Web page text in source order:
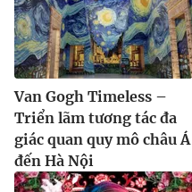
Van Gogh Timeless –
Triển lãm tương tác đa
giác quan quy mô châu Á
đến Hà Nội